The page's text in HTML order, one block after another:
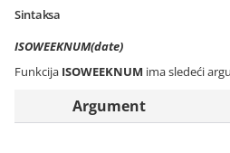
Sintaksa
ISOWEEKNUM(date)
Funkcija ISOWEEKNUM ima sledeći
Argument